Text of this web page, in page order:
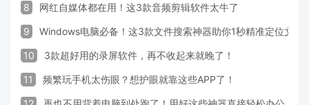
8 网红自媒体都在用！这3款音频剪辑软件太牛了
9 Windows电脑必备！这3款文件搜索神器助你1秒精准定位文件
10 3款超好用的录屏软件，再不收起来就晚了！
11 频繁玩手机太伤眼？想护眼就靠这些APP了！